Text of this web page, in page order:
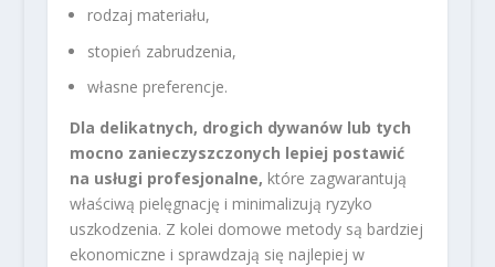
rodzaj materiału,
stopień zabrudzenia,
własne preferencje.
Dla delikatnych, drogich dywanów lub tych
mocno zanieczyszczonych lepiej postawić
na usługi profesjonalne, które zagwarantują
właściwą pielęgnację i minimalizują ryzyko
uszkodzenia. Z kolei domowe metody są bardziej
ekonomiczne i sprawdzają się najlepiej w